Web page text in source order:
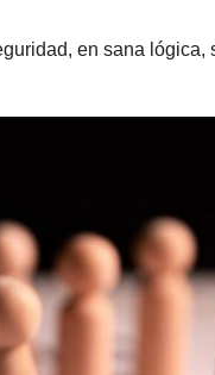
en sana lógica,